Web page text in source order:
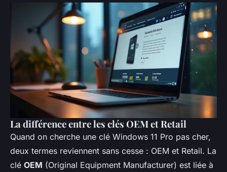
La différence entre les clés OEM et Retail
Quand on cherche une clé Windows 11 Pro pas cher,
deux termes reviennent sans cesse : OEM et Retail. La
clé OEM (Original Equipment Manufacturer) est liée à